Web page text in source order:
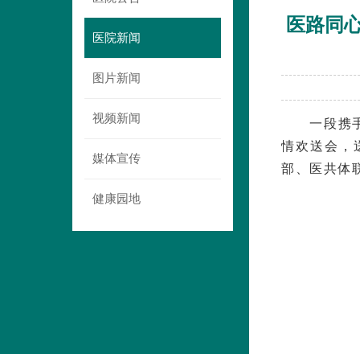
医院新闻
图片新闻
视频新闻
媒体宣传
健康园地
医路同
一段携
情欢送会，
部、医共体